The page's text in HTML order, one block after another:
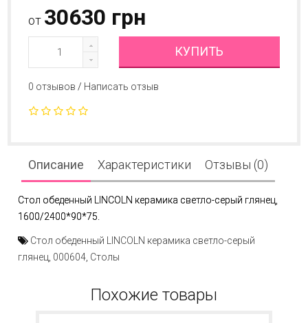
от 30630 грн
КУПИТЬ
0 отзывов / Написать отзыв
Описание Характеристики Отзывы (0)
Стол обеденный LINCOLN керамика светло-серый глянец,
1600/2400*90*75.
Стол обеденный LINCOLN керамика светло-серый
глянец, 000604, Столы
Похожие товары